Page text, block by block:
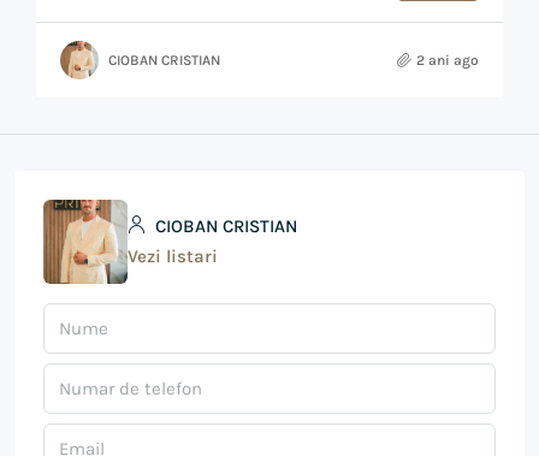
CIOBAN CRISTIAN 2 ani ago
CIOBAN CRISTIAN
Vezi listari